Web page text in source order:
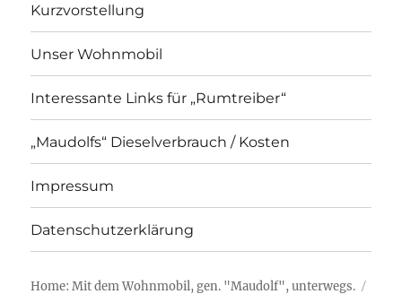
Kurzvorstellung
Unser Wohnmobil
Interessante Links für „Rumtreiber“
„Maudolfs“ Dieselverbrauch / Kosten
Impressum
Datenschutzerklärung
Home: Mit dem Wohnmobil, gen. "Maudolf", unterwegs.